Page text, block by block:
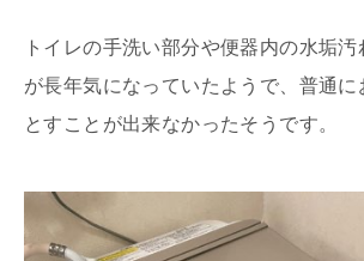
トイレの手洗い部分や便器内の水垢
が長年気になっていたようで、普通に
とすことが出来なかったそうです。